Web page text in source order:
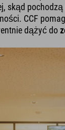
skąd
CCF
dążyć do